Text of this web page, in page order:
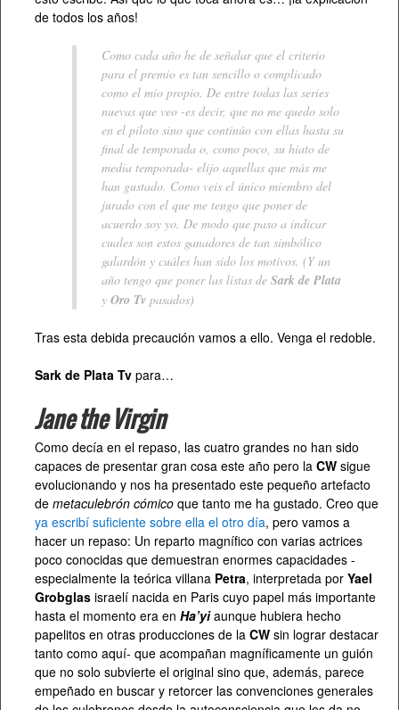
de todos los años!
Como cada año he de señalar que el criterio
para el premio es tan sencillo o complicado
como el mío propio. De entre todas las series
nuevas que veo -es decir, que no me quedo solo
en el piloto sino que continúo con ellas hasta su
final de temporada o, como poco, su hiato de
media temporada- elijo aquellas que más me
han gustado. Como veis el único miembro del
jurado con el que me tengo que poner de
acuerdo soy yo. De modo que paso a indicar
cuales son estos ganadores de tan simbólico
galardón y cuáles han sido los motivos. (Y un
año tengo que poner las listas de Sark de Plata
y Oro Tv pasados)
Tras esta debida precaución vamos a ello. Venga el redoble.
Sark de Plata Tv para…
Jane the Virgin
Como decía en el repaso, las cuatro grandes no han sido
capaces de presentar gran cosa este año pero la CW sigue
evolucionando y nos ha presentado este pequeño artefacto
de metaculebrón cómico que tanto me ha gustado. Creo que
ya escribí suficiente sobre ella el otro día, pero vamos a
hacer un repaso: Un reparto magnífico con varias actrices
poco conocidas que demuestran enormes capacidades -
especialmente la teórica villana Petra, interpretada por Yael
Grobglas israelí nacida en Paris cuyo papel más importante
hasta el momento era en Ha’yiaunque hubiera hecho
papelitos en otras producciones de la CW sin lograr destacar
tanto como aquí- que acompañan magníficamente un guión
que no solo subvierte el original sino que, además, parece
empeñado en buscar y retorcer las convenciones generales